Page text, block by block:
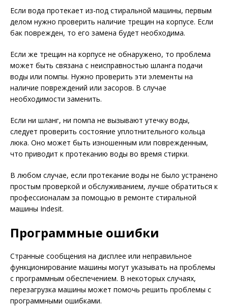
Если вода протекает из-под стиральной машины, первым
делом нужно проверить наличие трещин на корпусе. Если
бак поврежден, то его замена будет необходима.
Если же трещин на корпусе не обнаружено, то проблема
может быть связана с неисправностью шланга подачи
воды или помпы. Нужно проверить эти элементы на
наличие повреждений или засоров. В случае
необходимости заменить.
Если ни шланг, ни помпа не вызывают утечку воды,
следует проверить состояние уплотнительного кольца
люка. Оно может быть изношенным или поврежденным,
что приводит к протеканию воды во время стирки.
В любом случае, если протекание воды не было устранено
простым проверкой и обслуживанием, лучше обратиться к
профессионалам за помощью в ремонте стиральной
машины Indesit.
Программные ошибки
Странные сообщения на дисплее или неправильное
функционирование машины могут указывать на проблемы
с программным обеспечением. В некоторых случаях,
перезагрузка машины может помочь решить проблемы с
программными ошибками.